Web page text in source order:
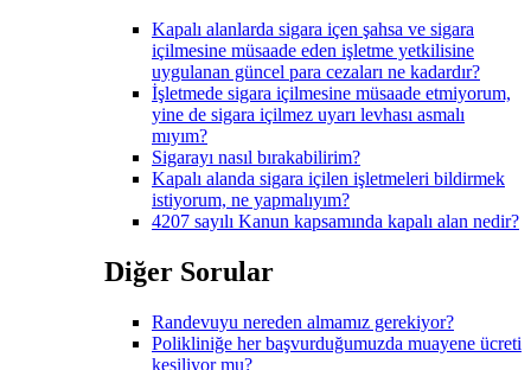
Kapalı alanlarda sigara içen şahsa ve sigara
içilmesine müsaade eden işletme yetkilisine
uygulanan güncel para cezaları ne kadardır?
İşletmede sigara içilmesine müsaade etmiyorum,
yine de sigara içilmez uyarı levhası asmalı
mıyım?
Sigarayı nasıl bırakabilirim?
Kapalı alanda sigara içilen işletmeleri bildirmek
istiyorum, ne yapmalıyım?
4207 sayılı Kanun kapsamında kapalı alan nedir?
Diğer Sorular
Randevuyu nereden almamız gerekiyor?
Polikliniğe her başvurduğumuzda muayene ücreti
kesiliyor mu?